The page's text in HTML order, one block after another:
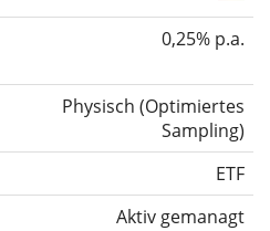
0,25% p.a.
Physisch (Optimiertes
Sampling)
ETF
Aktiv gemanagt